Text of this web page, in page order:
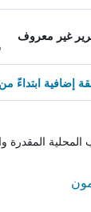
غير معروف
المقدرة